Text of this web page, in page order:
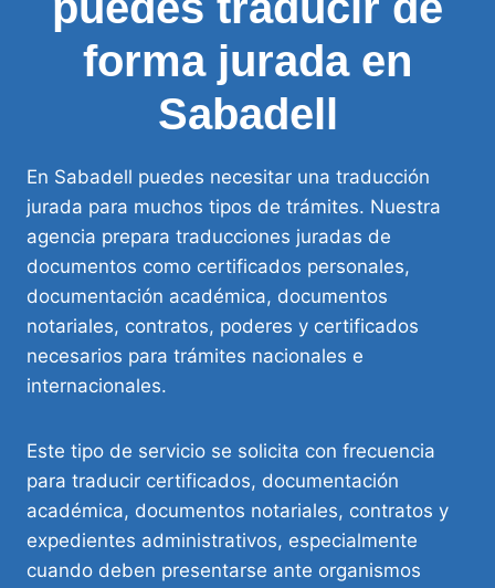
forma jurada en
Sabadell
En Sabadell puedes necesitar una traducción
jurada para muchos tipos de trámites. Nuestra
agencia prepara traducciones juradas de
documentos como certificados personales,
documentación académica, documentos
notariales, contratos, poderes y certificados
necesarios para trámites nacionales e
internacionales.
Este tipo de servicio se solicita con frecuencia
para traducir certificados, documentación
académica, documentos notariales, contratos y
expedientes administrativos, especialmente
cuando deben presentarse ante organismos